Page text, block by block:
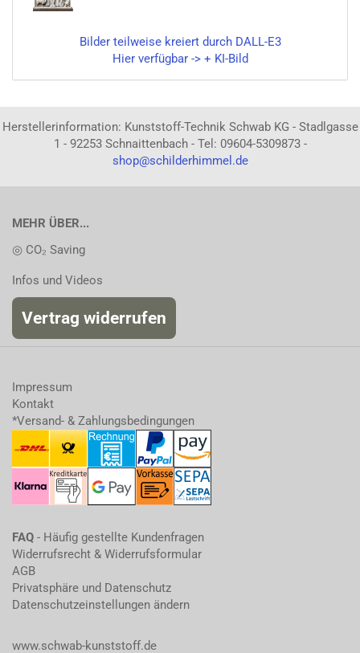
Bilder teilweise kreiert durch DALL-E3
Hier verfügbar -> + KI-Bild
Herstellerinformation: Kunststoff-Technik Schwab KG - Stadlgasse
1 - 92253 Schnaittenbach - Tel: 09604-5309873 -
shop@schilderhimmel.de
MEHR ÜBER...
◎ CO₂ Saving
Infos und Videos
Vertrag widerrufen
Impressum
Kontakt
*Versand- & Zahlungsbedingungen
FAQ - Häufig gestellte Kundenfragen
Widerrufsrecht & Widerrufsformular
AGB
Privatsphäre und Datenschutz
Datenschutzeinstellungen ändern
www.schwab-kunststoff.de